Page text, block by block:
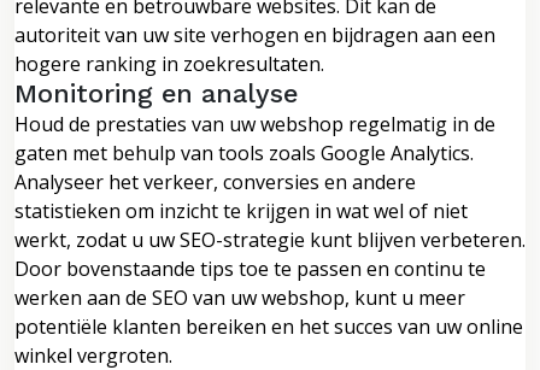
relevante en betrouwbare websites. Dit kan de
autoriteit van uw site verhogen en bijdragen aan een
hogere ranking in zoekresultaten.
Monitoring en analyse
Houd de prestaties van uw webshop regelmatig in de
gaten met behulp van tools zoals Google Analytics.
Analyseer het verkeer, conversies en andere
statistieken om inzicht te krijgen in wat wel of niet
werkt, zodat u uw SEO-strategie kunt blijven verbeteren.
Door bovenstaande tips toe te passen en continu te
werken aan de SEO van uw webshop, kunt u meer
potentiële klanten bereiken en het succes van uw online
winkel vergroten.